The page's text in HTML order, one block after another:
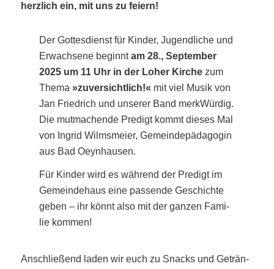
herz­lich ein, mit uns zu feiern!
Der Got­tes­dienst für Kin­der, Jugend­li­che und
Erwach­se­ne beginntam 28., Sep­tem­ber
2025 um 11 Uhr in der Loher Kir­che zum
The­ma»zuver­sicht­lich!« mit viel Musik von
Jan Fried­rich und unse­rer Band merk­Wür­dig.
Die mut­ma­chen­de Pre­digt kommt die­ses Mal
von Ingrid Wilmsmei­er, Gemein­de­päd­ago­gin
aus Bad Oeynhausen.
Für Kin­der wird es wäh­rend der Pre­digt im
Gemein­de­haus eine pas­sen­de Geschich­te
geben – ihr könnt also mit der gan­zen Fami­
lie kommen!
Anschlie­ßend laden wir euch zu Snacks und Geträn­